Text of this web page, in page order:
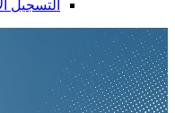
التسجيل